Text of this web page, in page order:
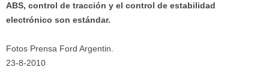
ABS, control de tracción y el control de estabilidad
electrónico son estándar.
Fotos Prensa Ford Argentin.
23-8-2010